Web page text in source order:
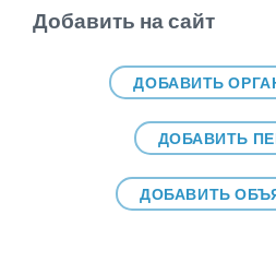
Добавить на сайт
ДОБАВИТЬ
ДОБАВИТЬ
ДОБАВИТЬ